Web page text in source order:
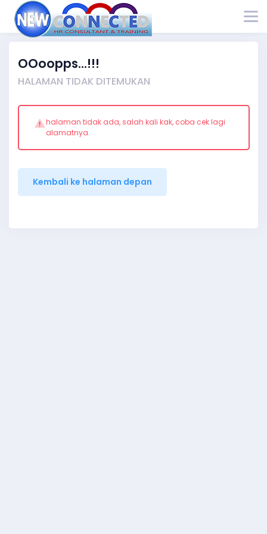
OOoopps...!!!
HALAMAN TIDAK DITEMUKAN
halaman tidak ada, salah kali kak, coba cek lagi
alamatnya.
Kembali ke halaman depan